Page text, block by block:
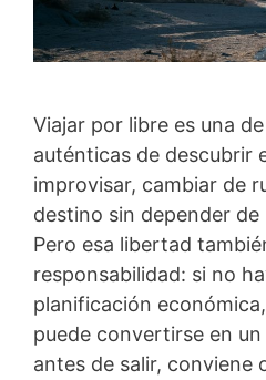
Viajar por libre es una
auténticas de descubrir
improvisar, cambiar de
destino sin depender
Pero esa libertad
responsabilidad: si no
planificación
puede convertirse en
antes de salir, conviene